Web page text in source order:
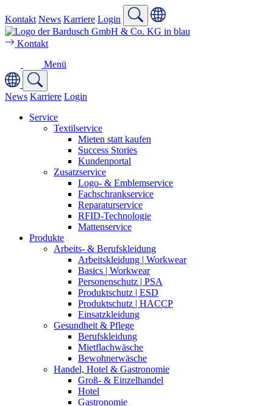
Kontakt News Karriere Login
Kontakt
Menü
News Karriere Login
Service
Textilservice
Mieten statt kaufen
Success Stories
Kundenportal
Zusatzservice
Logo- & Emblemservice
Fachschrankservice
Reparaturservice
RFID-Technologie
Mattenservice
Produkte
Arbeits- & Berufskleidung
Arbeitskleidung | Workwear
Basics | Workwear
Personenschutz | PSA
Produktschutz | ESD
Produktschutz | HACCP
Einsatzkleidung
Gesundheit & Pflege
Berufskleidung
Mietflachwäsche
Bewohnerwäsche
Handel, Hotel & Gastronomie
Groß- & Einzelhandel
Hotel
Gastronomie